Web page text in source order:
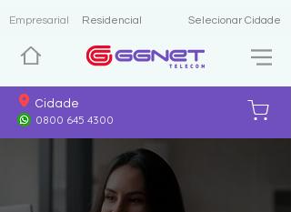
Empresarial Residencial Selecionar Cidade
Cidade
0800 645 4300